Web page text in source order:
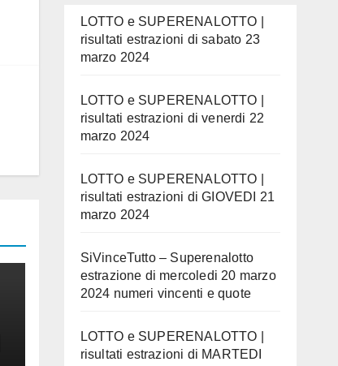
LOTTO e SUPERENALOTTO |
risultati estrazioni di sabato 23
marzo 2024
LOTTO e SUPERENALOTTO |
risultati estrazioni di venerdi 22
marzo 2024
LOTTO e SUPERENALOTTO |
risultati estrazioni di GIOVEDI 21
marzo 2024
SiVinceTutto – Superenalotto
estrazione di mercoledi 20 marzo
2024 numeri vincenti e quote
LOTTO e SUPERENALOTTO |
risultati estrazioni di MARTEDI